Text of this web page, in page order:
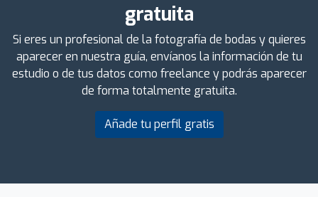
gratuita
Si eres un profesional de la fotografía de bodas y quieres
aparecer en nuestra guía, envíanos la información de tu
estudio o de tus datos como freelance y podrás aparecer
de forma totalmente gratuita.
Añade tu perfil gratis